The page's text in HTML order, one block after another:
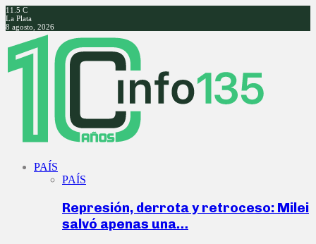
11.5 C
La Plata
8 agosto, 2026
Facebook
Twitter
Instagram
Youtube
PAÍS
PAÍS
Represión, derrota y retroceso: Milei
salvó apenas una…